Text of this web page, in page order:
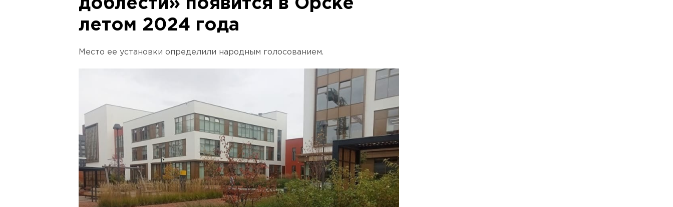
доблести» появится в Орске
летом 2024 года
Место ее установки определили народным голосованием.